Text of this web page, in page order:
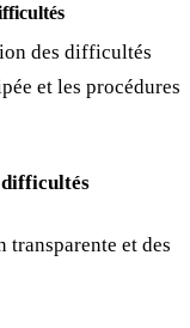
des difficultés
et les procédures
difficultés
et des